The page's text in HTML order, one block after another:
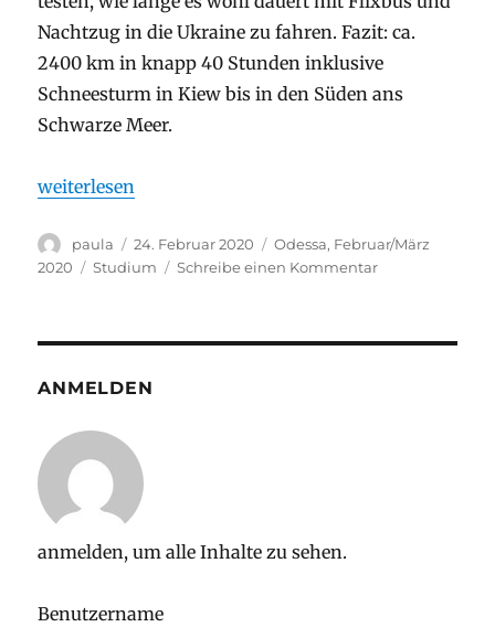
Nachtzug in die Ukraine zu fahren. Fazit: ca.
2400 km in knapp 40 Stunden inklusive
Schneesturm in Kiew bis in den Süden ans
Schwarze Meer.
„Odessa Halbzeit“
weiterlesen
Autor
paula
Veröffentlicht
am
24. Februar 2020 Stay
Odessa, Februar/März
2020
Kategorien
Studium Schreibe einen Kommentarzu
ANMELDEN
anmelden, um alle Inhalte zu sehen.
Benutzername